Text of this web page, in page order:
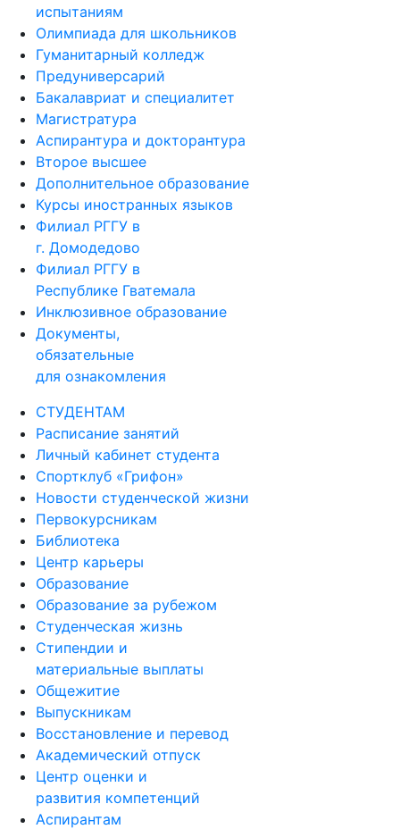
Олимпиада для школьников
Гуманитарный колледж
Предуниверсарий
Бакалавриат и специалитет
Магистратура
Аспирантура и докторантура
Второе высшее
Дополнительное образование
Курсы иностранных языков
Филиал РГГУ в
г. Домодедово
Филиал РГГУ в
Республике Гватемала
Инклюзивное образование
Документы,
обязательные
для ознакомления
Расписание занятий
Личный кабинет студента
Спортклуб «Грифон»
Новости студенческой жизни
Первокурсникам
Библиотека
Центр карьеры
Образование
Образование за рубежом
Студенческая жизнь
Стипендии и
материальные выплаты
Общежитие
Выпускникам
Восстановление и перевод
Академический отпуск
Центр оценки и
развития компетенций
Аспирантам
Психологическая служба